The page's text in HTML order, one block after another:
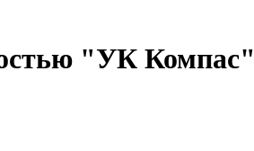
"УК Компас"